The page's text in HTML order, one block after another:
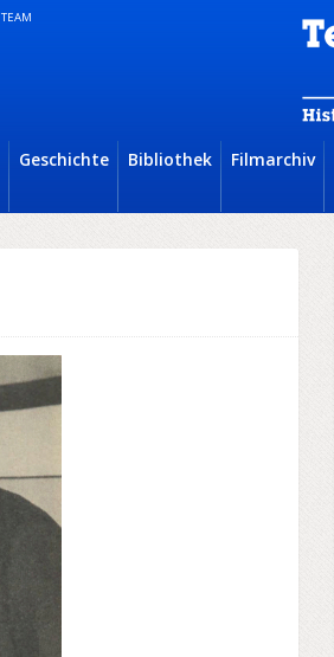
TEAM
Geschichte Bibliothek Filmarchiv